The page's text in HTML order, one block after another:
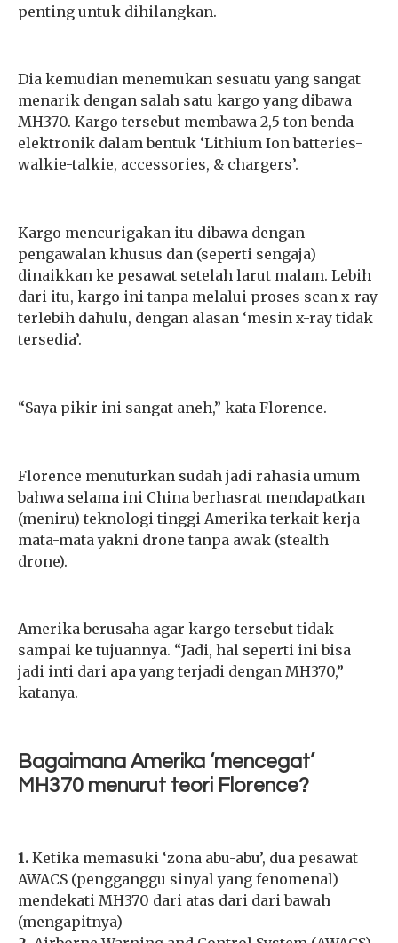
penting untuk dihilangkan.
Dia kemudian menemukan sesuatu yang sangat
menarik dengan salah satu kargo yang dibawa
MH370. Kargo tersebut membawa 2,5 ton benda
elektronik dalam bentuk ‘Lithium Ion batteries-
walkie-talkie, accessories, & chargers’.
Kargo mencurigakan itu dibawa dengan
pengawalan khusus dan (seperti sengaja)
dinaikkan ke pesawat setelah larut malam. Lebih
dari itu, kargo ini tanpa melalui proses scan x-ray
terlebih dahulu, dengan alasan ‘mesin x-ray tidak
tersedia’.
“Saya pikir ini sangat aneh,” kata Florence.
Florence menuturkan sudah jadi rahasia umum
bahwa selama ini China berhasrat mendapatkan
(meniru) teknologi tinggi Amerika terkait kerja
mata-mata yakni drone tanpa awak (stealth
drone).
Amerika berusaha agar kargo tersebut tidak
sampai ke tujuannya. “Jadi, hal seperti ini bisa
jadi inti dari apa yang terjadi dengan MH370,”
katanya.
Bagaimana Amerika ‘mencegat’
MH370 menurut teori Florence?
1. Ketika memasuki ‘zona abu-abu’, dua pesawat
AWACS (pengganggu sinyal yang fenomenal)
mendekati MH370 dari atas dari dari bawah
(mengapitnya)